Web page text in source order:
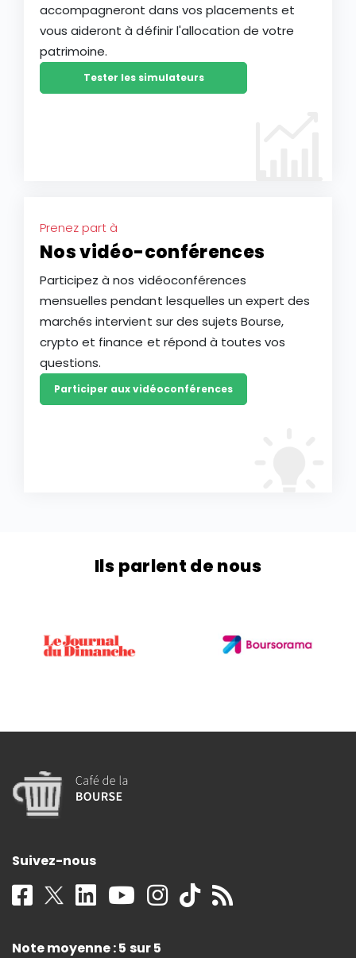
accompagneront dans vos placements et
vous aideront à définir l'allocation de votre
patrimoine.
Tester les simulateurs
Prenez part à
Nos vidéo-conférences
Participez à nos vidéoconférences
mensuelles pendant lesquelles un expert des
marchés intervient sur des sujets Bourse,
crypto et finance et répond à toutes vos
questions.
Participer aux vidéoconférences
Ils parlent de nous
Suivez-nous
Note moyenne : 5 sur 5